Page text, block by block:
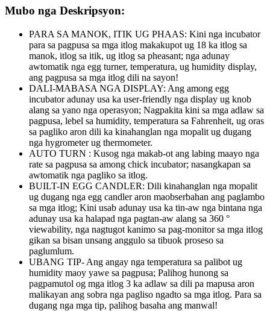
Mubo nga Deskripsyon:
PARA SA MANOK, ITIK UG PHAAS: Kini nga incubator
para sa pagpusa sa mga itlog makakupot ug 18 ka itlog sa
manok, itlog sa itik, ug itlog sa pheasant; nga adunay
awtomatik nga egg turner, temperatura, ug humidity display,
ang pagpusa sa mga itlog dili na sayon!
DALI-MABASA NGA DISPLAY: Ang among egg
incubator adunay usa ka user-friendly nga display ug knob
alang sa yano nga operasyon; Nagpakita kini sa mga adlaw sa
pagpusa, lebel sa humidity, temperatura sa Fahrenheit, ug oras
sa pagliko aron dili ka kinahanglan nga mopalit ug dugang
nga hygrometer ug thermometer.
AUTO TURN : Kusog nga makab-ot ang labing maayo nga
rate sa pagpusa sa among chick incubator; nasangkapan sa
awtomatik nga pagliko sa itlog.
BUILT-IN EGG CANDLER: Dili kinahanglan nga mopalit
ug dugang nga egg candler aron maobserbahan ang paglambo
sa mga itlog; Kini usab adunay usa ka tin-aw nga bintana nga
adunay usa ka halapad nga pagtan-aw alang sa 360 °
viewability, nga nagtugot kanimo sa pag-monitor sa mga itlog
gikan sa bisan unsang anggulo sa tibuok proseso sa
paglumlum.
UBANG TIP- Ang angay nga temperatura sa palibot ug
humidity maoy yawe sa pagpusa; Palihog hunong sa
pagpamutol og mga itlog 3 ka adlaw sa dili pa mapusa aron
malikayan ang sobra nga pagliso ngadto sa mga itlog. Para sa
dugang nga mga tip, palihog basaha ang manwal!